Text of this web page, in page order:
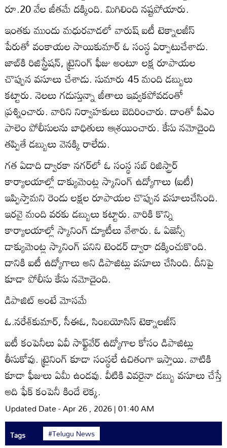
రూ.20 వేల జీతమే దక్కింది. మిగిలింది నష్టపోయారు.
ఇంతకు ముందు మధురవాడలో వారుష్‌ ఐటీ టెక్నాలజీస్‌
పేరుతో వంకాయల సాయికుమార్‌ ఓ సంస్థ ఏర్పాటుచేశాడు.
జాబ్‌కి రిజిస్ట్రేషన్‌, ట్రైనింగ్‌ ఫీజు అంటూ లక్ష రూపాయల
చొప్పున వసూలు చేశాడు. సుమారు 45 మంది డబ్బులు
కట్టారు. నెలలు గడుస్తున్నా జీతాలు ఇవ్వకపోవడంతో
ప్రశ్నించారు. వారిని నిర్వాహకులు బెదిరించారు. దాంతో పీఎం
పాలెం పోలీసులను బాధితులు ఆశ్రయించారు. కేసు నమోదైంది
తప్పితే డబ్బులు వెనక్కి రాలేదు.
గత ఏడాది ద్వారకా నగర్‌లో ఓ సంస్థ సబ్‌ రిజిస్ట్రార్‌
కార్యాలయాల్లో డాక్యుమెంట్ల స్కానింగ్‌ ఉద్యోగాలు (ఐటీ)
ఇప్పిస్తామని రెండు లక్షల రూపాయల చొప్పున వసూలుచేసింది.
ఇరవై మంది వరకు డబ్బులు కట్టారు. వారికి కొన్ని
కార్యాలయాల్లో స్కానింగ్‌ డ్యూటీలు వేశారు. ఓ ఏజెన్సీ
డాక్యుమెంట్ల స్కానింగ్‌ పనిని టెండర్‌ ద్వారా దక్కించుకొంది.
దానికి ఐటీ ఉద్యోగాలు అని డిపాజిట్లు వసూలు చేసింది. దీనిపై
కూడా పోలీసు కేసు నమోదైంది.
డిపాజిట్‌ అంటే మోసమే
ఓ.నరేశ్‌కుమార్‌, సీఈఓ, సింబయోసిస్‌ టెక్నాలజీస్‌
ఐటీ కంపెనీలు ఏవీ సాఫ్ట్‌వేర్‌ ఉద్యోగాల కోసం డిపాజిట్లు
తీసుకోవు. ట్రైనింగ్‌ కూడా సంస్థలే ఉచితంగా ఇస్తాయి. వాటికి
కూడా ఫీజులు ఏమీ ఉండవు. వీటికి ఎవరైనా డబ్బు వసూలు చేస్తే
అది ఫేక్‌ కంపెనీ కిందే లెక్క.
Updated Date - Apr 26 , 2026 | 01:40 AM
Tags #Telugu News